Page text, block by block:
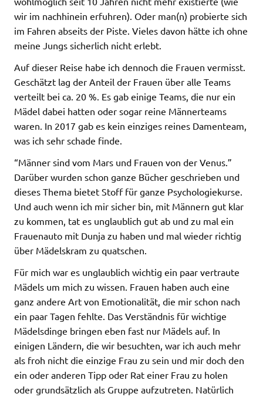
wir im nachhinein erfuhren). Oder man(n) probierte sich
im Fahren abseits der Piste. Vieles davon hätte ich ohne
meine Jungs sicherlich nicht erlebt.
Auf dieser Reise habe ich dennoch die Frauen vermisst.
Geschätzt lag der Anteil der Frauen über alle Teams
verteilt bei ca. 20 %. Es gab einige Teams, die nur ein
Mädel dabei hatten oder sogar reine Männerteams
waren. In 2017 gab es kein einziges reines Damenteam,
was ich sehr schade finde.
“Männer sind vom Mars und Frauen von der Venus.”
Darüber wurden schon ganze Bücher geschrieben und
dieses Thema bietet Stoff für ganze Psychologiekurse.
Und auch wenn ich mir sicher bin, mit Männern gut klar
zu kommen, tat es unglaublich gut ab und zu mal ein
Frauenauto mit Dunja zu haben und mal wieder richtig
über Mädelskram zu quatschen.
Für mich war es unglaublich wichtig ein paar vertraute
Mädels um mich zu wissen. Frauen haben auch eine
ganz andere Art von Emotionalität, die mir schon nach
ein paar Tagen fehlte. Das Verständnis für wichtige
Mädelsdinge bringen eben fast nur Mädels auf. In
einigen Ländern, die wir besuchten, war ich auch mehr
als froh nicht die einzige Frau zu sein und mir doch den
ein oder anderen Tipp oder Rat einer Frau zu holen
oder grundsätzlich als Gruppe aufzutreten. Natürlich